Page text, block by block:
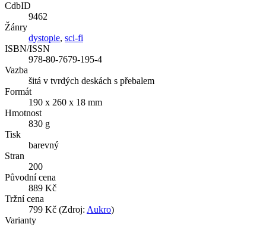
CdbID
9462
Žánry
dystopie, sci-fi
ISBN/ISSN
978-80-7679-195-4
Vazba
šitá v tvrdých deskách s přebalem
Formát
190 x 260 x 18 mm
Hmotnost
830 g
Tisk
barevný
Stran
200
Původní cena
889 Kč
Tržní cena
799 Kč (Zdroj: Aukro)
Varianty